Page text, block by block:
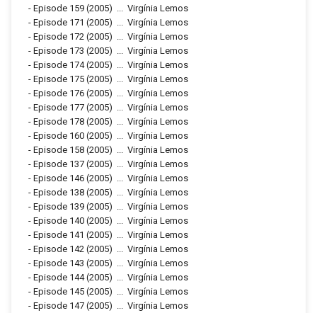
- Episode 159 (2005)
Virgínia Lemos
- Episode 171 (2005)
Virgínia Lemos
- Episode 172 (2005)
Virgínia Lemos
- Episode 173 (2005)
Virgínia Lemos
- Episode 174(2005)
Virgínia Lemos
- Episode 175 (2005)
Virgínia Lemos
- Episode 176 (2005)
Virgínia Lemos
- Episode 177 (2005)
Virgínia Lemos
- Episode 178 (2005)
Virgínia Lemos
- Episode 160 (2005)
Virgínia Lemos
- Episode 158 (2005)
Virgínia Lemos
- Episode 137 (2005)
Virgínia Lemos
- Episode 146 (2005)
Virgínia Lemos
- Episode 138 (2005)
Virgínia Lemos
- Episode 139 (2005)
Virgínia Lemos
- Episode 140 (2005)
Virgínia Lemos
- Episode 141 (2005)
Virgínia Lemos
- Episode 142 (2005)
Virgínia Lemos
- Episode 143 (2005)
Virgínia Lemos
- Episode 144(2005)
Virgínia Lemos
- Episode 145 (2005)
Virgínia Lemos
- Episode 147 (2005)
Virgínia Lemos